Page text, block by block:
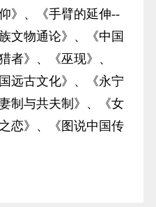
》、《手臂的延伸--
文物通论》、《中国
者》、《巫现》、
远古文化》、《永宁
制与共夫制》、《女
恋》、《图说中国传